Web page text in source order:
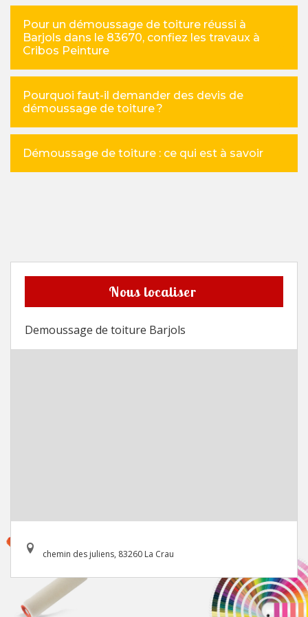
Pour un démoussage de toiture réussi à
Barjols dans le 83670, confiez les travaux à
Cribos Peinture
Pourquoi faut-il demander des devis de
démoussage de toiture ?
Démoussage de toiture : ce qui est à savoir
Nous localiser
Demoussage de toiture Barjols
chemin des juliens, 83260 La Crau